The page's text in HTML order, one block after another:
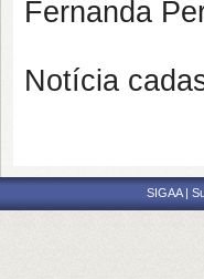
Fernanda
Notícia
SIGAA |